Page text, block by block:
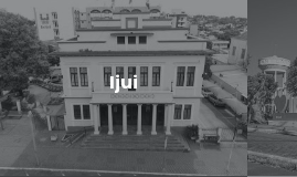
Ijui